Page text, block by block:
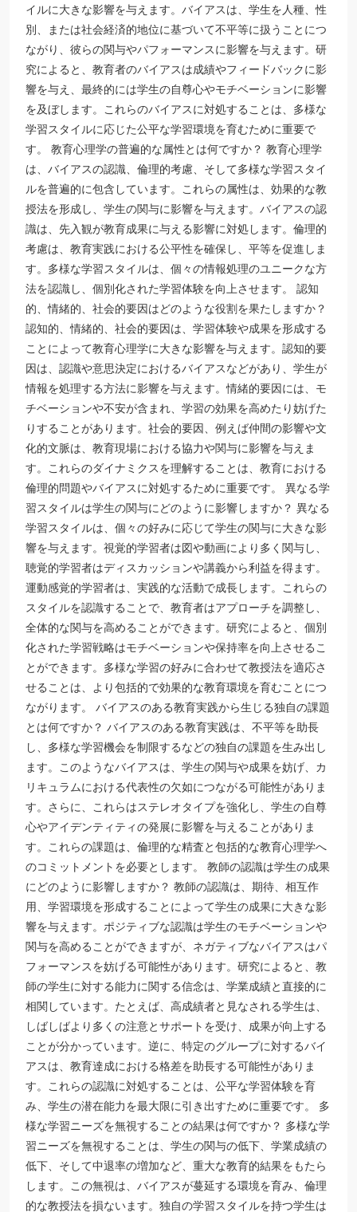
イルに大きな影響を与えます。バイアスは、学生を人種、性
別、または社会経済的地位に基づいて不平等に扱うことにつ
ながり、彼らの関与やパフォーマンスに影響を与えます。研
究によると、教育者のバイアスは成績やフィードバックに影
響を与え、最終的には学生の自尊心やモチベーションに影響
を及ぼします。これらのバイアスに対処することは、多様な
学習スタイルに応じた公平な学習環境を育むために重要で
す。 教育心理学の普遍的な属性とは何ですか？ 教育心理学
は、バイアスの認識、倫理的考慮、そして多様な学習スタイ
ルを普遍的に包含しています。これらの属性は、効果的な教
授法を形成し、学生の関与に影響を与えます。バイアスの認
識は、先入観が教育成果に与える影響に対処します。倫理的
考慮は、教育実践における公平性を確保し、平等を促進しま
す。多様な学習スタイルは、個々の情報処理のユニークな方
法を認識し、個別化された学習体験を向上させます。 認知
的、情緒的、社会的要因はどのような役割を果たしますか？
認知的、情緒的、社会的要因は、学習体験や成果を形成する
ことによって教育心理学に大きな影響を与えます。認知的要
因は、認識や意思決定におけるバイアスなどがあり、学生が
情報を処理する方法に影響を与えます。情緒的要因には、モ
チベーションや不安が含まれ、学習の効果を高めたり妨げた
りすることがあります。社会的要因、例えば仲間の影響や文
化的文脈は、教育現場における協力や関与に影響を与えま
す。これらのダイナミクスを理解することは、教育における
倫理的問題やバイアスに対処するために重要です。 異なる学
習スタイルは学生の関与にどのように影響しますか？ 異なる
学習スタイルは、個々の好みに応じて学生の関与に大きな影
響を与えます。視覚的学習者は図や動画により多く関与し、
聴覚的学習者はディスカッションや講義から利益を得ます。
運動感覚的学習者は、実践的な活動で成長します。これらの
スタイルを認識することで、教育者はアプローチを調整し、
全体的な関与を高めることができます。研究によると、個別
化された学習戦略はモチベーションや保持率を向上させるこ
とができます。多様な学習の好みに合わせて教授法を適応さ
せることは、より包括的で効果的な教育環境を育むことにつ
ながります。 バイアスのある教育実践から生じる独自の課題
とは何ですか？ バイアスのある教育実践は、不平等を助長
し、多様な学習機会を制限するなどの独自の課題を生み出し
ます。このようなバイアスは、学生の関与や成果を妨げ、カ
リキュラムにおける代表性の欠如につながる可能性がありま
す。さらに、これらはステレオタイプを強化し、学生の自尊
心やアイデンティティの発展に影響を与えることがありま
す。これらの課題は、倫理的な精査と包括的な教育心理学へ
のコミットメントを必要とします。 教師の認識は学生の成果
にどのように影響しますか？ 教師の認識は、期待、相互作
用、学習環境を形成することによって学生の成果に大きな影
響を与えます。ポジティブな認識は学生のモチベーションや
関与を高めることができますが、ネガティブなバイアスはパ
フォーマンスを妨げる可能性があります。研究によると、教
師の学生に対する能力に関する信念は、学業成績と直接的に
相関しています。たとえば、高成績者と見なされる学生は、
しばしばより多くの注意とサポートを受け、成果が向上する
ことが分かっています。逆に、特定のグループに対するバイ
アスは、教育達成における格差を助長する可能性がありま
す。これらの認識に対処することは、公平な学習体験を育
み、学生の潜在能力を最大限に引き出すために重要です。 多
様な学習ニーズを無視することの結果は何ですか？ 多様な学
習ニーズを無視することは、学生の関与の低下、学業成績の
低下、そして中退率の増加など、重大な教育的結果をもたら
します。この無視は、バイアスが蔓延する環境を育み、倫理
的な教授法を損ないます。独自の学習スタイルを持つ学生は